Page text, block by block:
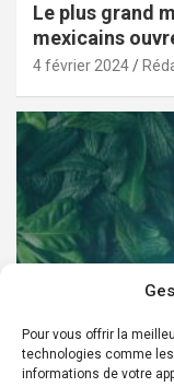
Pour vous offrir la
technologies comme
informations de votre
Le plus grand
mexicains
4 février 2024
PARTENAIRES